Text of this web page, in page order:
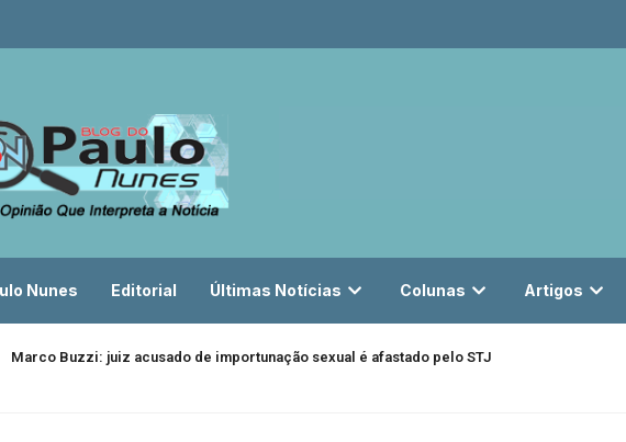
Nunes Editorial Últimas Notícias Colunas Artigos
Marco Buzzi: juiz acusado de importunação sexual é afastado pelo STJ